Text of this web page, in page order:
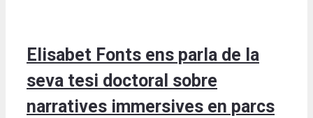
Elisabet Fonts ens parla de la
seva tesi doctoral sobre
narratives immersives en parcs